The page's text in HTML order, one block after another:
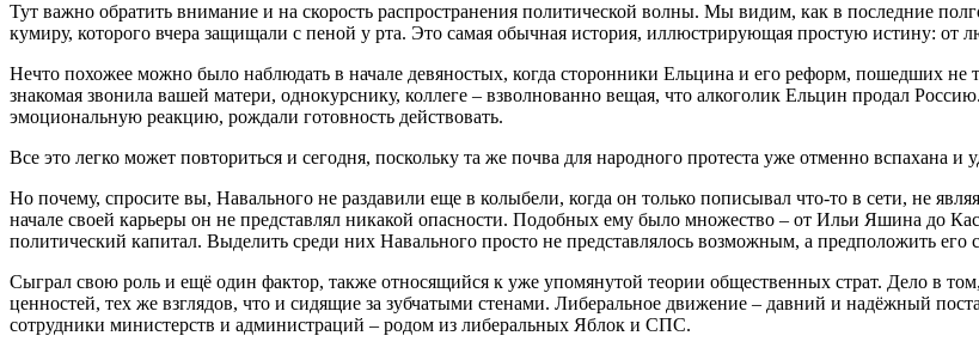
Тут важно обратить внимание и на скорость распространения политической волны. Мы видим, как в последние
кумиру, которого вчера защищали с пеной у рта. Это самая обычная история, иллюстрирующая простую истину: от
Нечто похожее можно было наблюдать в начале девяностых, когда сторонники Ельцина и его реформ, пошедших не
знакомая звонила вашей матери, однокурснику, коллеге – взволнованно вещая, что алкоголик Ельцин продал
эмоциональную реакцию, рождали готовность действовать.
Все это легко может повториться и сегодня, поскольку та же почва для народного протеста уже отменно вспахана и
Но почему, спросите вы, Навального не раздавили еще в колыбели, когда он только пописывал что-то в сети, не
начале своей карьеры он не представлял никакой опасности. Подобных ему было множество – от Ильи Яшина до
политический капитал. Выделить среди них Навального просто не представлялось возможным, а предположить его
Сыграл свою роль и ещё один фактор, также относящийся к уже упомянутой теории общественных страт. Дело в
ценностей, тех же взглядов, что и сидящие за зубчатыми стенами. Либеральное движение – давний и надёжный
сотрудники министерств и администраций – родом из либеральных Яблок и СПС.